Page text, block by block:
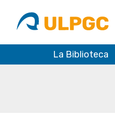
ULPGC
La Biblioteca